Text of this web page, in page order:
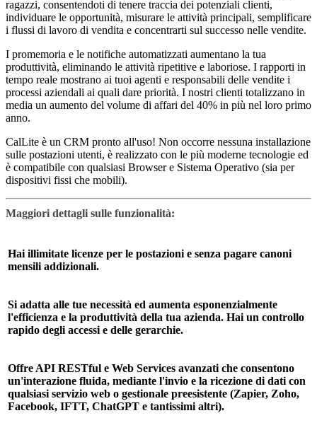
ragazzi, consentendoti di tenere traccia dei potenziali clienti,
individuare le opportunità, misurare le attività principali, semplificare
i flussi di lavoro di vendita e concentrarti sul successo nelle vendite.
I promemoria e le notifiche automatizzati aumentano la tua
produttività, eliminando le attività ripetitive e laboriose. I rapporti in
tempo reale mostrano ai tuoi agenti e responsabili delle vendite i
processi aziendali ai quali dare priorità. I nostri clienti totalizzano in
media un aumento del volume di affari del 40% in più nel loro primo
anno.
CalLite è un CRM pronto all'uso! Non occorre nessuna installazione
sulle postazioni utenti, è realizzato con le più moderne tecnologie ed
è compatibile con qualsiasi Browser e Sistema Operativo (sia per
dispositivi fissi che mobili).
Maggiori dettagli sulle funzionalità:
Hai illimitate licenze per le postazioni e senza pagare canoni
mensili addizionali.
Si adatta alle tue necessità ed aumenta esponenzialmente
l'efficienza e la produttività della tua azienda. Hai un controllo
rapido degli accessi e delle gerarchie.
Offre API RESTful e Web Services avanzati che consentono
un'interazione fluida, mediante l'invio e la ricezione di dati con
qualsiasi servizio web o gestionale preesistente (Zapier, Zoho,
Facebook, IFTT, ChatGPT e tantissimi altri).